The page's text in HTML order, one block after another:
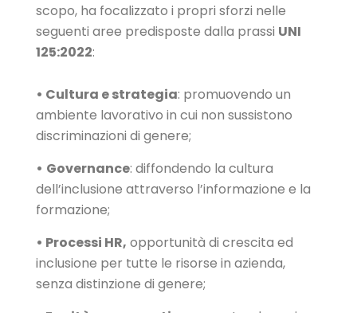
scopo, ha focalizzato i propri sforzi nelle
seguenti aree predisposte dalla prassi UNI
125:2022:
• Cultura e strategia: promuovendo un
ambiente lavorativo in cui non sussistono
discriminazioni di genere;
• Governance: diffondendo la cultura
dell’inclusione attraverso l’informazione e la
formazione;
• Processi HR, opportunità di crescita ed
inclusione per tutte le risorse in azienda,
senza distinzione di genere;